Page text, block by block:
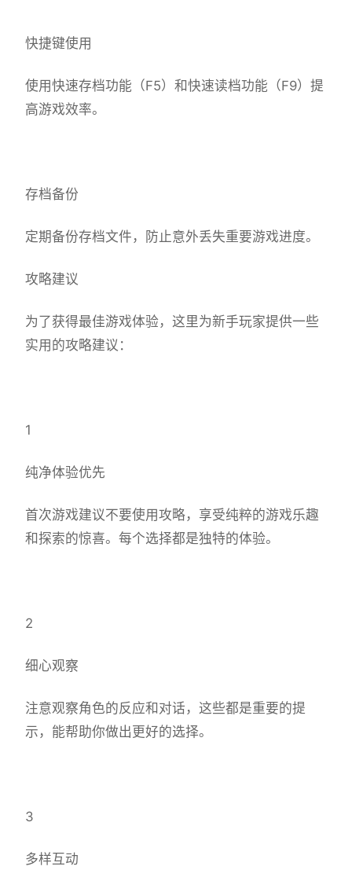
快捷键使用
使用快速存档功能（F5）和快速读档功能（F9）提
高游戏效率。
存档备份
定期备份存档文件，防止意外丢失重要游戏进度。
攻略建议
为了获得最佳游戏体验，这里为新手玩家提供一些
实用的攻略建议：
1
纯净体验优先
首次游戏建议不要使用攻略，享受纯粹的游戏乐趣
和探索的惊喜。每个选择都是独特的体验。
2
细心观察
注意观察角色的反应和对话，这些都是重要的提
示，能帮助你做出更好的选择。
3
多样互动